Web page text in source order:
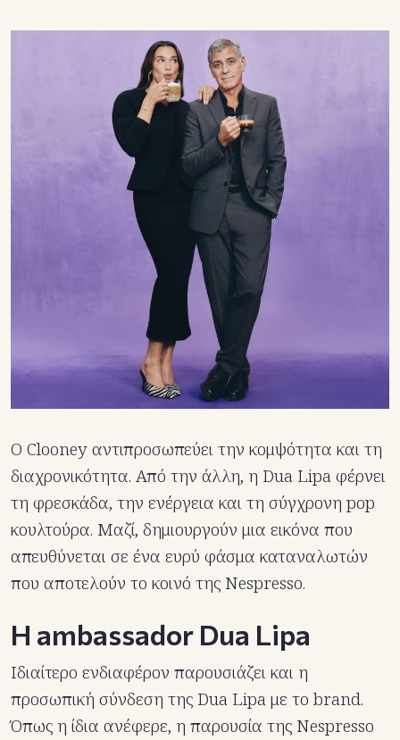
Ο Clooney αντιπροσωπεύει την κομψότητα και τη
διαχρονικότητα. Από την άλλη, η Dua Lipa φέρνει
τη φρεσκάδα, την ενέργεια και τη σύγχρονη pop
κουλτούρα. Μαζί, δημιουργούν μια εικόνα που
απευθύνεται σε ένα ευρύ φάσμα καταναλωτών
που αποτελούν το κοινό της Nespresso.
Η ambassador Dua Lipa
Ιδιαίτερο ενδιαφέρον παρουσιάζει και η
προσωπική σύνδεση της Dua Lipa με το brand.
Όπως η ίδια ανέφερε, η παρουσία της Nespresso